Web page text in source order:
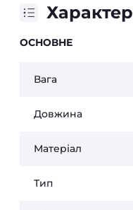
ОСНОВНЕ
Вага
Довжина
Матеріал
Тип